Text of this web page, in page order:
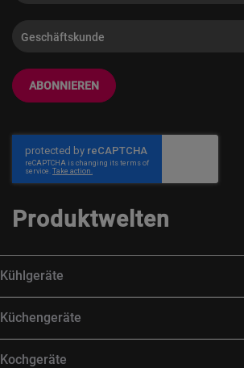
ABONNIEREN
Produktwelten
Kühlgeräte
Küchengeräte
Kochgeräte